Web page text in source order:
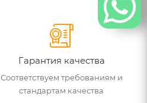
Гарантия качества
Соответствуем требованиям и
стандартам качества